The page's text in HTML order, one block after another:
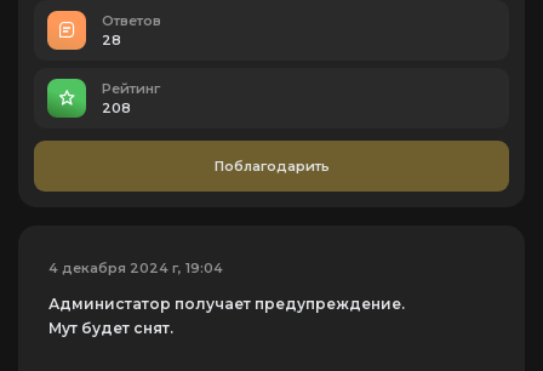
Ответов
28
Рейтинг
208
Поблагодарить
4 декабря 2024 г, 19:04
Администатор получает предупреждение.
Мут будет снят.